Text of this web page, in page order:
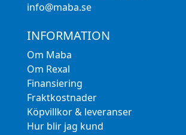
info@maba.se
INFORMATION
Om Maba
Om Rexal
Finansiering
Fraktkostnader
Köpvillkor & leveranser
Hur blir jag kund